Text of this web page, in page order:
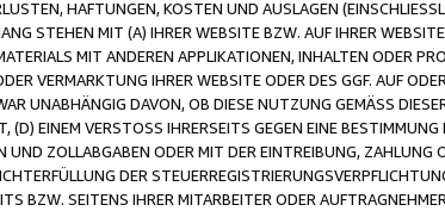
HAFTUNGEN, KOSTEN UND AUSLAGEN
STEHEN MIT (A) IHRER WEBSITE BZW. AUF IHRER
MIT ANDEREN APPLIKATIONEN, INHALTEN ODER
VERMARKTUNG IHRER WEBSITE ODER DES GGF. AUF
UNABHÄNGIG DAVON, OB DIESE NUTZUNG GEMÄSS
EINEM VERSTOSS IHRERSEITS GEGEN EINE BESTIMMUNG
UND ZOLLABGABEN ODER MIT DER EINTREIBUNG, ZAHLUNG
DER
BZW. SEITENS IHRER MITARBEITER ODER